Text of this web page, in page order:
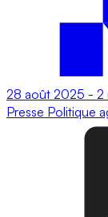
28 août 2025 - 2
Presse Politique